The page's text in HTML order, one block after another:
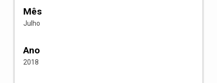
Mês
Julho
Ano
2018